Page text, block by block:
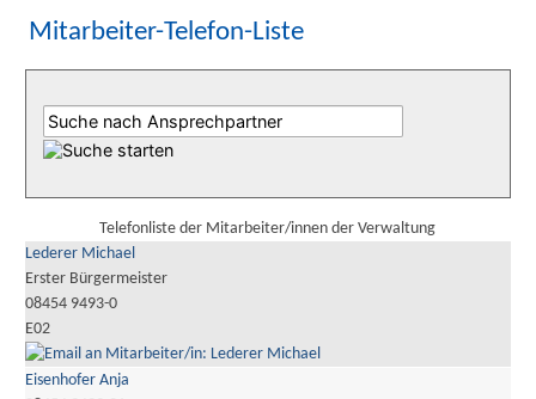
Mitarbeiter-Telefon-Liste
Telefonliste der Mitarbeiter/innen der Verwaltung
Lederer Michael
Erster Bürgermeister
08454 9493-0
E02
Eisenhofer Anja